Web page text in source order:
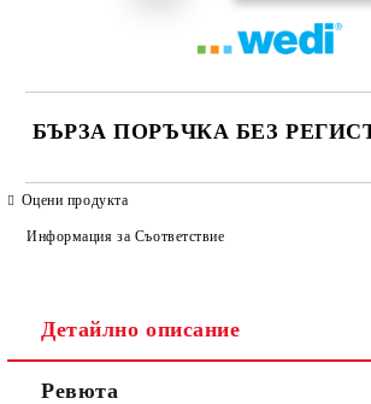
БЪРЗА ПОРЪЧКА БЕЗ
Оцени продукта
Информация за Съответствие
Детайлно описание
Ревюта